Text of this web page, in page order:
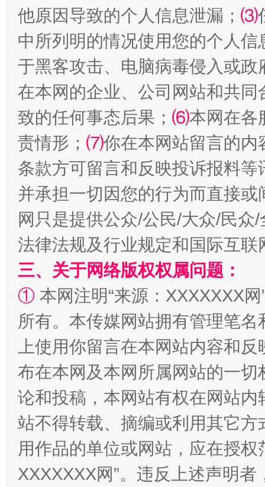
阿坝州三大球赛在茂县开幕 规模
国家大学科技园优化重塑工作
他原因导致的个人信息泄漏； ⑶
中所列明的情况使用您的个人
于黑客攻击、电脑病毒侵入或
在本网的企业、公司网站和共
致的任何事态后果； ⑹本网在各
责情形； ⑺你在本网站留言的内
条款方可留言和反映投诉报料
并承担一切因您的行为而直接
网只是提供公众/公民/大众/民
法律法规及行业规定和国际互
三、关于网络版权权属问题：
① 本网注明“来源：XXXXXXX
所有。本传媒网站拥有管理笔
上使用你留言在本网站内容和
布在本网及本网所属网站的一
论和投稿，本网站有权在网站
站不得转载、摘编或利用其它
用作品的单位或网站，应在授
XXXXXXX网”。违反上述声明